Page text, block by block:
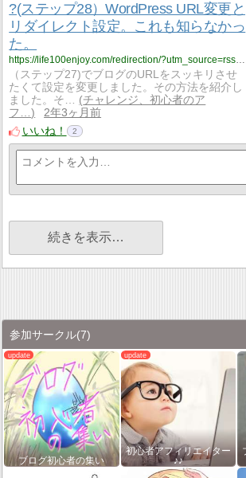
?(ステップ28）WordPress URL変更と
リダイレクト設定。これも知らなかっ
た。
https://life100enjoy.com/redirection/?utm_source=rss&utm_medium=rss&utm_campaign=redirection
（ステップ27)でブログのURLをスッキリさせ
たくて設定を変更しました。その方法を紹介し
ました。そ…
チャレンジ、初心者のア
フ…
2年3ヶ月前
いいね！
2
続きを表示…
参加サークル(7)
ブログ初心者の集い
初心者アフィリエイター
♪♪